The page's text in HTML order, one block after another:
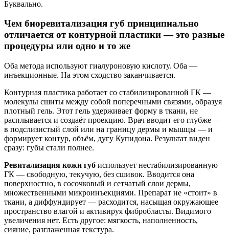
Буквально.
Чем биоревитализация губ принципиально
отличается от контурной пластики — это разные
процедуры или одно и то же
Оба метода используют гиалуроновую кислоту. Оба —
инъекционные. На этом сходство заканчивается.
Контурная пластика работает со стабилизированной ГК —
молекулы сшиты между собой поперечными связями, образуя
плотный гель. Этот гель удерживает форму в ткани, не
расплывается и создаёт проекцию. Врач вводит его глубже —
в подслизистый слой или на границу дермы и мышцы — и
формирует контур, объём, дугу Купидона. Результат виден
сразу: губы стали полнее.
Ревитализация кожи губ использует нестабилизированную
ГК — свободную, текучую, без сшивок. Вводится она
поверхностно, в сосочковый и сетчатый слои дермы,
множественными микроинъекциями. Препарат не «стоит» в
ткани, а диффундирует — расходится, насыщая окружающее
пространство влагой и активируя фибробласты. Видимого
увеличения нет. Есть другое: мягкость, наполненность,
сияние, разглаженная текстура.